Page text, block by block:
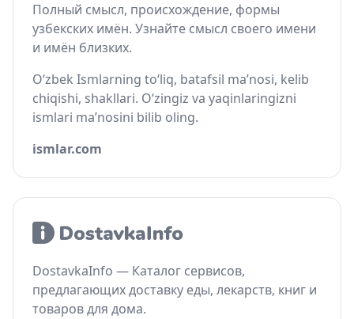
Полный смысл, происхождение, формы
узбекских имён. Узнайте смысл своего имени
и имён близких.
O‘zbek Ismlarning to‘liq, batafsil ma’nosi, kelib
chiqishi, shakllari. O‘zingiz va yaqinlaringizni
ismlari ma’nosini bilib oling.
ismlar.com
DostavkaInfo — Каталог сервисов,
предлагающих доставку еды, лекарств, книг и
товаров для дома.